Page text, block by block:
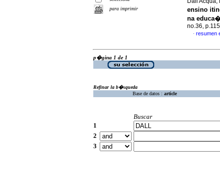
para imprimir
ensino
na
no.36,
· resumen
p�gina 1 de 1
Refinar la b�squeda
Base de datos : article
Buscar
1
2
3